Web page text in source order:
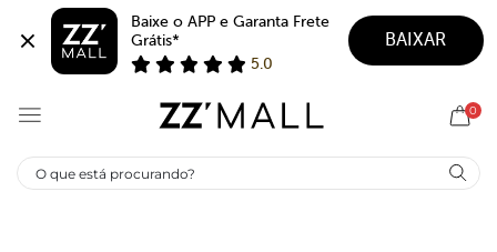
Baixe o APP e Garanta Frete
Grátis*
5.0
BAIXAR
0
ARRAIAL AREZZO!